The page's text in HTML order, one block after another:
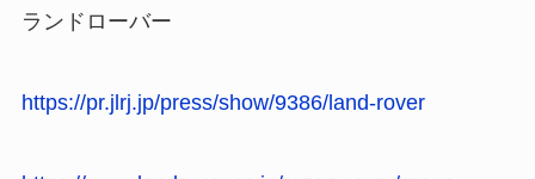
ランドローバー
https://pr.jlrj.jp/press/show/9386/land-rover